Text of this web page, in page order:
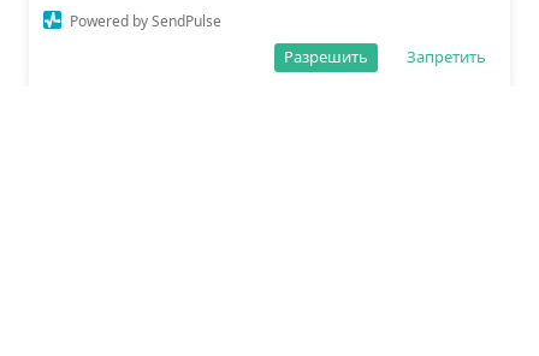
Powered by SendPulse
Запретить
Разрешить